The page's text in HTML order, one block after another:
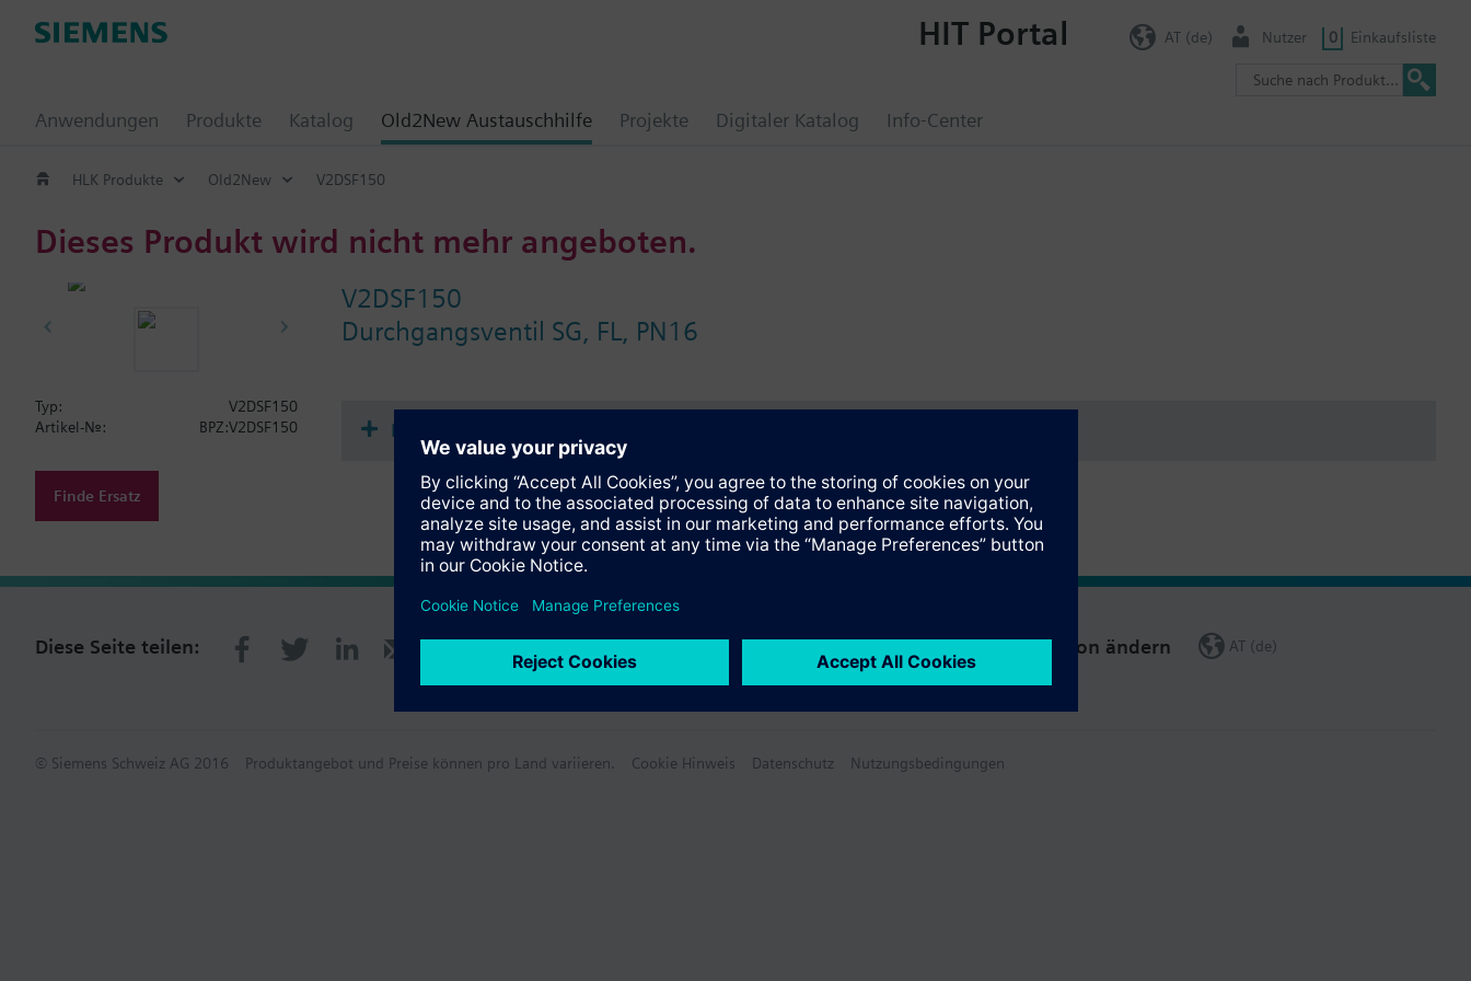
Anwendungen Produkte Katalog Old2New Austauschhilfe Projekte Digitaler Katalog Info-Center
HIT Portal AT (de) Nutzer 0 Einkaufsliste
HLK Produkte Old2New V2DSF150
Dieses Produkt wird nicht mehr angeboten.
V2DSF150
Durchgangsventil SG, FL, PN16
Typ:
V2DSF150
Artikel-Nr.:
BPZ:V2DSF150
Finde Ersatz
Dokumente
Diese Seite teilen: Region ändern AT (de)
© Siemens Schweiz AG 2016 Produktangebot und Preise können pro Land variieren. Cookie Hinweis Datenschutz Nutzungsbedingungen